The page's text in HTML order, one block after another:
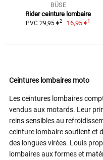
BÜSE
Rider ceinture lombaire
PVC 29,95 €2 16,95 €1
Ceintures lombaires moto
Les ceintures lombaires
vendus aux motards. Leur
reins sensibles au
ceinture lombaire soutient et
des longues virées. Louis
lombaires aux formes et